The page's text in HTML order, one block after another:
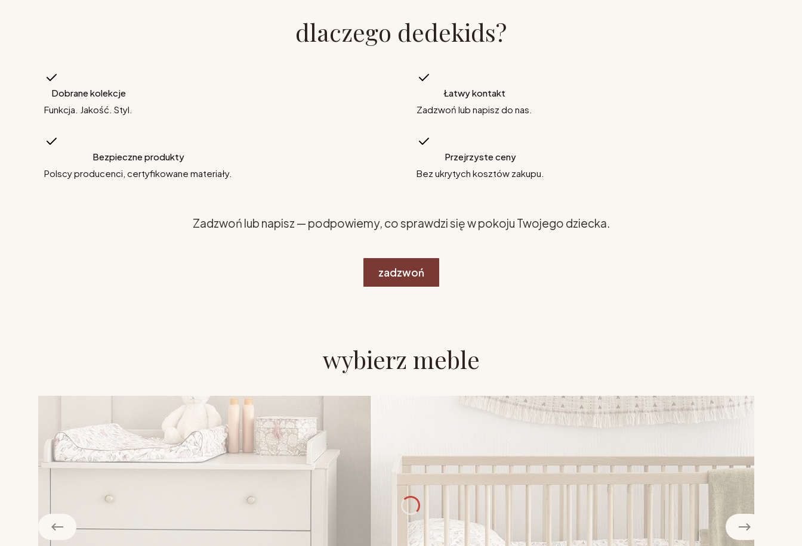
dlaczego dedekids?
Dobrane kolekcje
Funkcja. Jakość. Styl.
Łatwy kontakt
Zadzwoń lub napisz do nas.
Bezpieczne produkty
Polscy producenci, certyfikowane materiały.
Przejrzyste ceny
Bez ukrytych kosztów zakupu.
Zadzwoń lub napisz — podpowiemy, co sprawdzi się w pokoju Twojego dziecka.
zadzwoń
wybierz meble